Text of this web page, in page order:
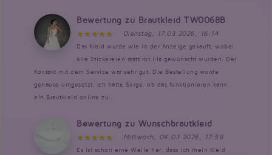
Bewertung zu Brautkleid TW0068B
Dienstag, 17.03.2026, 16:14
Das Kleid wurde wie in der Anzeige gekauft, wobei
alle Stickereien statt rot lila gewünscht wurden. Der
Kontakt mit dem Service war sehr gut. Die Bestellung wurde
genauso umgesetzt. Ich hatte Sorge, ob das funktionieren kann,
ein Brautkleid online zu...
Bewertung zu Wunschbrautkleid
Mittwoch, 04.03.2026, 17:58
Es ist schon eine Weile her, dass ich mein Kleid